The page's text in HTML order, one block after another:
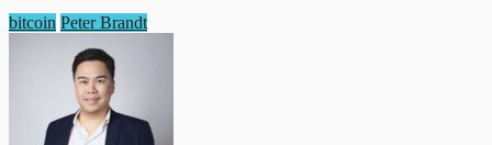
bitcoin Peter Brandt